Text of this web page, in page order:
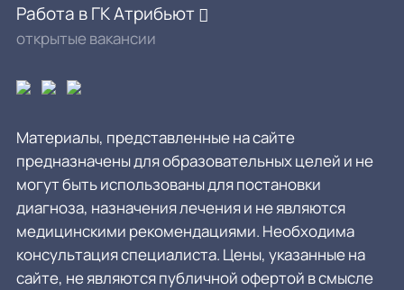
Работа в ГК Атрибьют
открытые вакансии
Материалы, представленные на сайте
предназначены для образовательных целей и не
могут быть использованы для постановки
диагноза, назначения лечения и не являются
медицинскими рекомендациями. Необходима
консультация специалиста. Цены, указанные на
сайте, не являются публичной офертой в смысле